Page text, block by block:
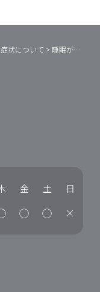
状について >睡眠が大切な理由
金 土 日
◯ ◯ ×